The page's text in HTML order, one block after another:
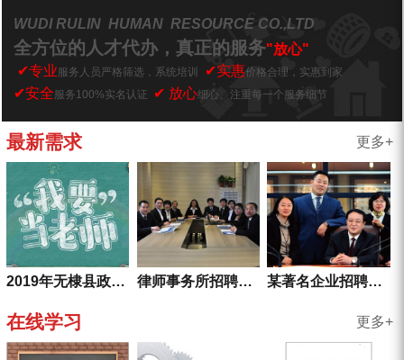
WUDI RULIN HUMAN RESOURCE CO.,LTD
全方位的人才代办，真正的服务"放心"
✔专业服务人员严格筛选，系统培训 ✔实惠价格合理，实惠到家
✔安全服务100%实名认证 ✔ 放心细心、注重每一个服务细节
更多+
最新需求
2019年无棣县政府购买服务教师岗位招聘公告 律师事务所招聘信息 某著名企业招聘副总
更多+
在线学习